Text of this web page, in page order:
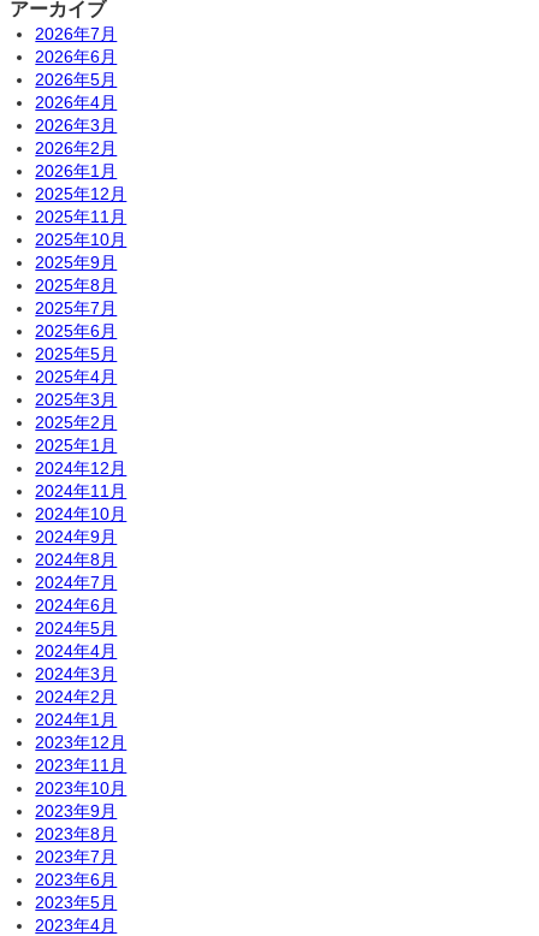
アーカイブ
2026年7月
2026年6月
2026年5月
2026年4月
2026年3月
2026年2月
2026年1月
2025年12月
2025年11月
2025年10月
2025年9月
2025年8月
2025年7月
2025年6月
2025年5月
2025年4月
2025年3月
2025年2月
2025年1月
2024年12月
2024年11月
2024年10月
2024年9月
2024年8月
2024年7月
2024年6月
2024年5月
2024年4月
2024年3月
2024年2月
2024年1月
2023年12月
2023年11月
2023年10月
2023年9月
2023年8月
2023年7月
2023年6月
2023年5月
2023年4月